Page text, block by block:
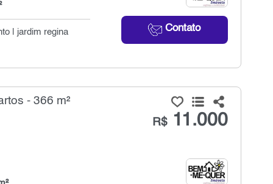
Contato
| jardim regina
- 366 m²
R$11.000